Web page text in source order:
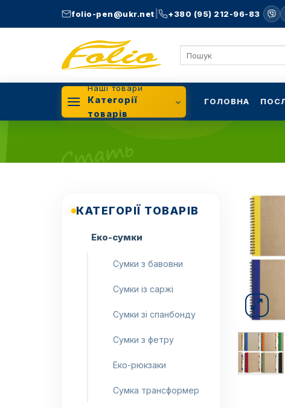
folio-pen@ukr.net +380 (95) 212-96-83
Наші товари
Категорії
товарів
ГОЛОВНА
КАТЕГОРІЇ ТОВАРІВ
Еко-сумки
Сумки з бавовни
Сумки із саржі
Сумки зі спанбонду
Сумки з фетру
Еко-рюкзаки
Сумка трансформер